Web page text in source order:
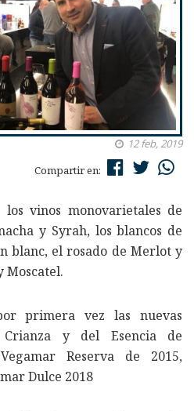
12 feb, 2019
Compartir en:
vinos monovarietales de
y Syrah, los blancos de
blanc, el rosado de Merlot y
Moscatel.
primera vez las nuevas
Crianza y del Esencia de
Reserva de 2015,
Dulce 2018